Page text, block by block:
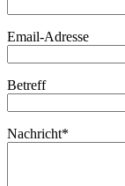
Email-Adresse
Betreff
Nachricht*